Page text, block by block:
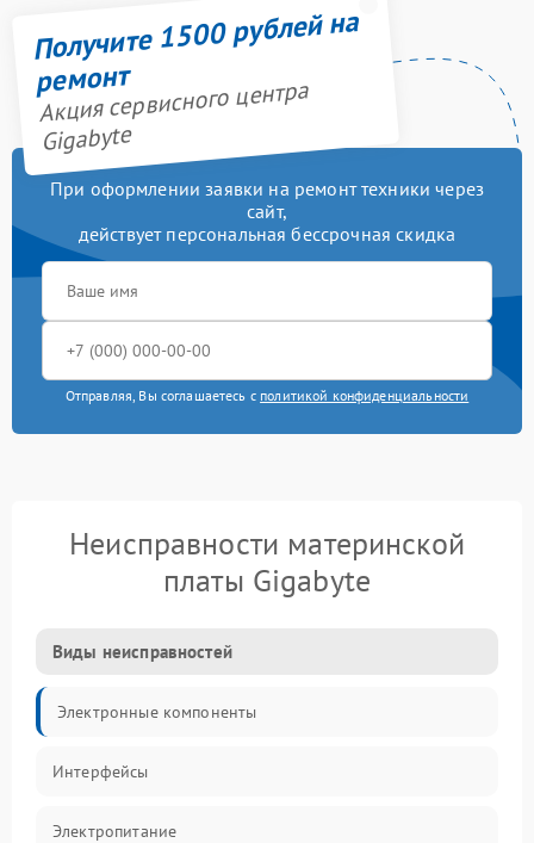
Получите 1500 рублей на
ремонт
Акция сервисного центра
Gigabyte
При оформлении заявки на ремонт техники через
сайт,
действует персональная бессрочная скидка
Отправляя, Вы соглашаетесь с политикой конфиденциальности
Неисправности материнской
платы Gigabyte
Виды неисправностей
Электронные компоненты
Интерфейсы
Электропитание